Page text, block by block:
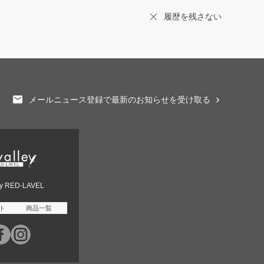
履歴を残さない
メールニュース登録で最新のお知らせを受け取る
RED-LAVEL
商品一覧